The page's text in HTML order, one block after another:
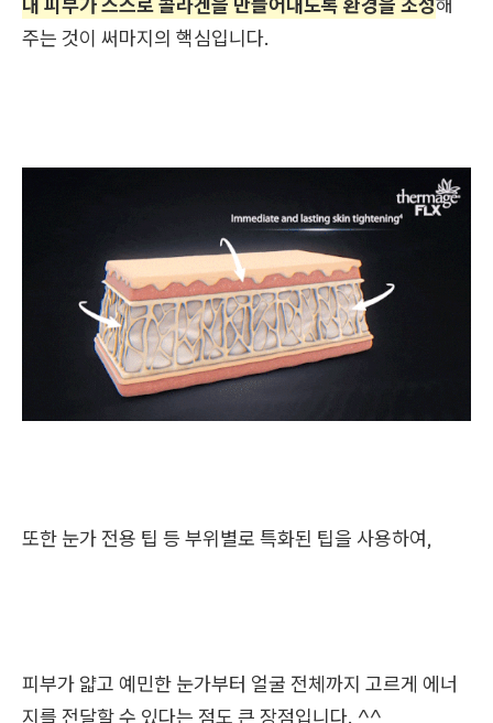
주는 것이 써마지의 핵심입니다.
또한 눈가 전용 팁 등 부위별로 특화된 팁을 사용하여,
피부가 얇고 예민한 눈가부터 얼굴 전체까지 고르게 에너
지를 전달할 수 있다는 점도 큰 장점입니다. ^^